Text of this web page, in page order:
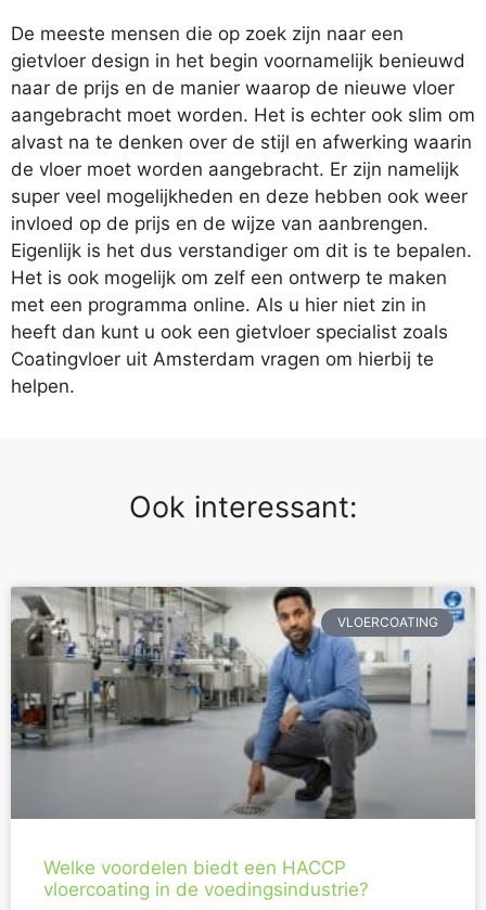
De meeste mensen die op zoek zijn naar een
gietvloer design in het begin voornamelijk benieuwd
naar de prijs en de manier waarop de nieuwe vloer
aangebracht moet worden. Het is echter ook slim om
alvast na te denken over de stijl en afwerking waarin
de vloer moet worden aangebracht. Er zijn namelijk
super veel mogelijkheden en deze hebben ook weer
invloed op de prijs en de wijze van aanbrengen.
Eigenlijk is het dus verstandiger om dit is te bepalen.
Het is ook mogelijk om zelf een ontwerp te maken
met een programma online. Als u hier niet zin in
heeft dan kunt u ook een gietvloer specialist zoals
Coatingvloer uit Amsterdam vragen om hierbij te
helpen.
Ook interessant:
VLOERCOATING
Welke voordelen biedt een HACCP
vloercoating in de voedingsindustrie?